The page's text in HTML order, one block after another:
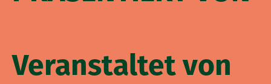
Veranstaltet von